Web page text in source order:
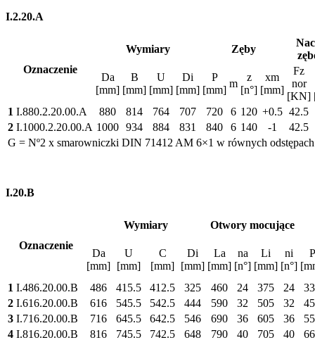
I.2.20.A
Oznaczenie
Wymiary Zęby
Da
[mm]
B
[mm]
U
[mm]
Di
[mm]
P
[mm]
m
z
[n°]
xm
[mm]
Fz
nor
[KN]
1 I.880.2.20.00.A 880 814 764 707 720 6 120 +0.5 42.5
2 I.1000.2.20.00.A 1000 934 884 831 840 6 140 -1
42.5
G = Nº2 x smarowniczki DIN 71412 AM 6×1 w równych odstępach
I.20.B
Oznaczenie
Wymiary Otwory mocujące
Da
[mm]
U
[mm]
C
[mm]
Di
[mm]
La
[mm]
na
[n°]
Li
[mm]
ni
[n°]
P
1 I.486.20.00.B 486 415.5 412.5 325 460 24 375 24
2 I.616.20.00.B 616 545.5 542.5 444 590 32 505 32
3 I.716.20.00.B 716 645.5 642.5 546 690 36 605 36
4 I.816.20.00.B 816 745.5 742.5 648 790 40 705 40